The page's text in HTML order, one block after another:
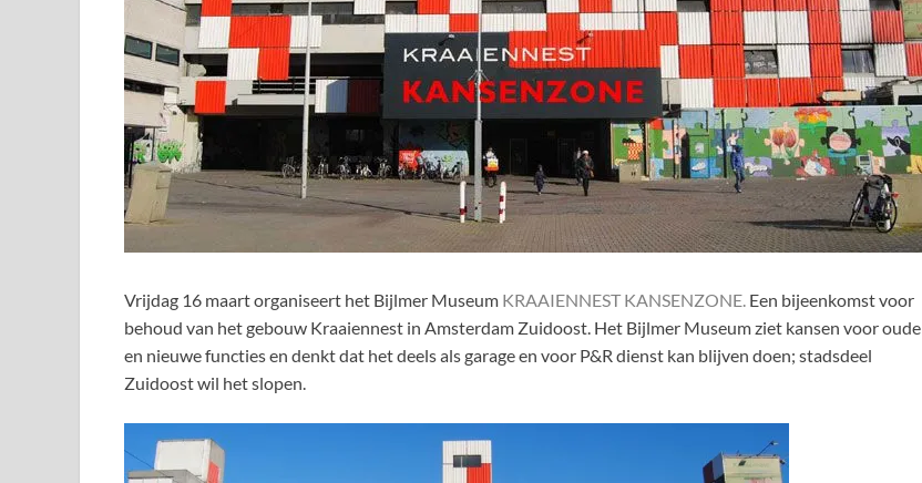
Vrijdag 16 maart organiseert het Bijlmer Museum KRAAIENNEST KANSENZONE. Een bijeenkomst voor
behoud van het gebouw Kraaiennest in Amsterdam Zuidoost. Het Bijlmer Museum ziet kansen voor oude
en nieuwe functies en denkt dat het deels als garage en voor P&R dienst kan blijven doen; stadsdeel
Zuidoost wil het slopen.